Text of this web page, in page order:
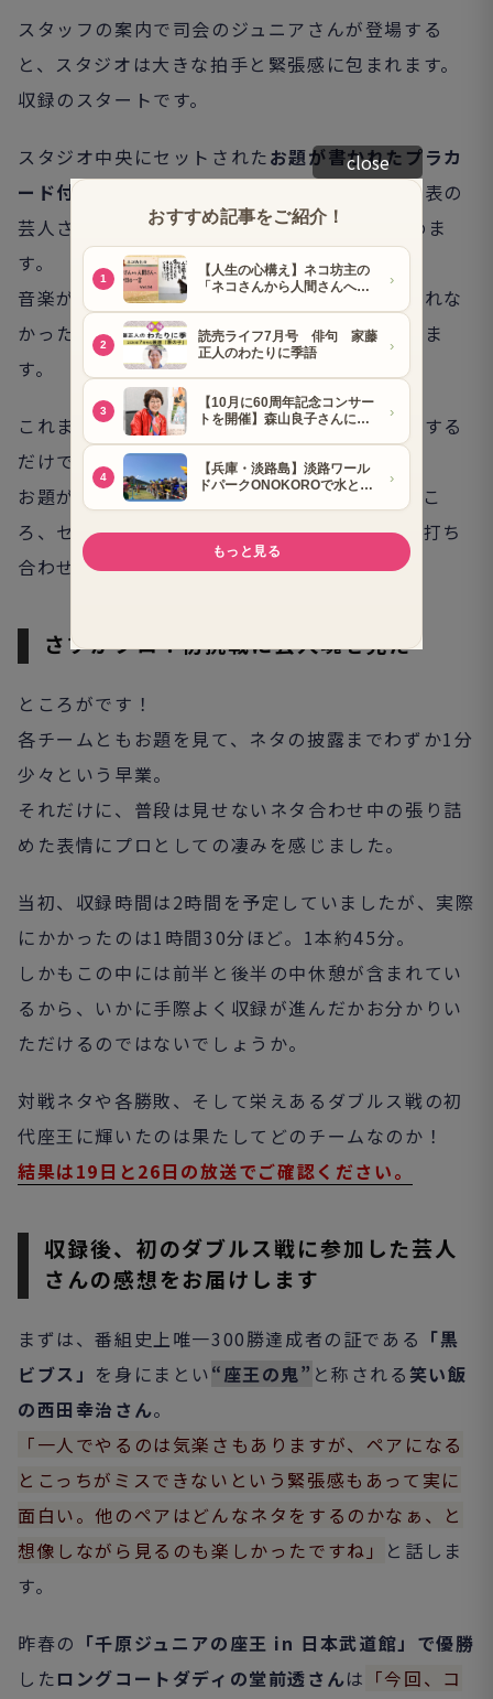
スタッフの案内で司会のジュニアさんが登場する
と、スタジオは大きな拍手と緊張感に包まれます。
収録のスタートです。
スタジオ中央にセットされたお題が書かれたプラカ
ード付きのおなじみのイス
の周囲に各チーム代表の
芸人さんらが集まり、BGMに合わせて歩き始めま
す。
音楽が鳴りやむのを合図にイスを奪い合い、座れな
かったチームが他チームを指名して対戦に移りま
す。
これまでの個人戦なら自分で考えたネタを披露する
だけでしたが、今回はダブルス。
お題が決まってから、ネタの内容や各人の役どこ
ろ、セリフなど、決める事がらが多岐に及び、打ち
合わせに相当な時間を割くと思っていました。
さすがプロ！初挑戦に芸人魂を見た
ところがです！
各チームともお題を見て、ネタの披露までわずか1分
少々という早業。
それだけに、普段は見せないネタ合わせ中の張り詰
めた表情にプロとしての凄みを感じました。
当初、収録時間は2時間を予定していましたが、実際
にかかったのは1時間30分ほど。1本約45分。
しかもこの中には前半と後半の中休憩が含まれてい
るから、いかに手際よく収録が進んだかお分かりい
ただけるのではないでしょうか。
対戦ネタや各勝敗、そして栄えあるダブルス戦の初
代座王に輝いたのは果たしてどのチームなのか！
結果は19日と26日の放送でご確認ください。
収録後、初のダブルス戦に参加した芸人
さんの感想をお届けします
まずは、番組史上唯一300勝達成者の証である 「黒
ビブス」 を身にまとい“座王の鬼” と称される笑い飯
の西田幸治さん。
「一人でやるのは気楽さもありますが、ペアになる
とこっちがミスできないという緊張感もあって実に
面白い。他のペアはどんなネタをするのかなぁ、と
想像しながら見るのも楽しかったですね」
と話しま
す。
昨春の 「千原ジュニアの座王 in 日本武道館」で優勝
したロングコートダディの堂前透さんは 「今回、コ
close